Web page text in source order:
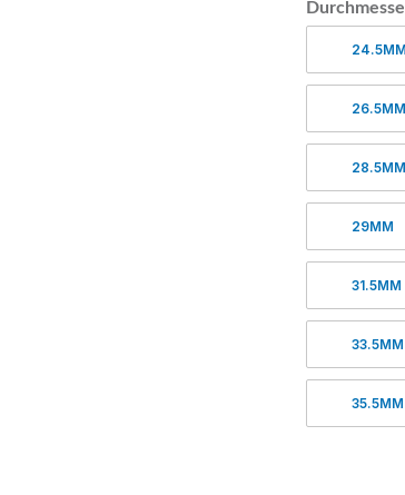
24.5MM
26.5MM
28.5MM
29MM
31.5MM
33.5MM
35.5MM